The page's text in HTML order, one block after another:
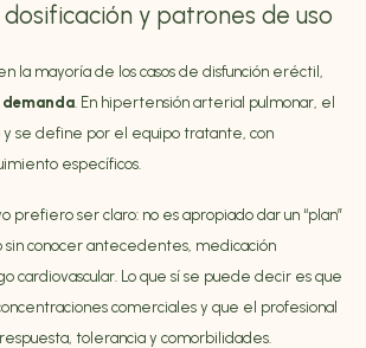
y patrones de uso
la mayoría de los casos de disfunción eréctil,
demanda. En hipertensión arterial pulmonar, el
y se define por el equipo tratante, con
específicos.
prefiero ser claro: no es apropiado dar un “plan”
sin conocer antecedentes, medicación
cardiovascular. Lo que sí se puede decir es que
comerciales y que el profesional
tolerancia y comorbilidades.